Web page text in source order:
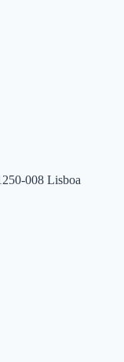
008 Lisboa